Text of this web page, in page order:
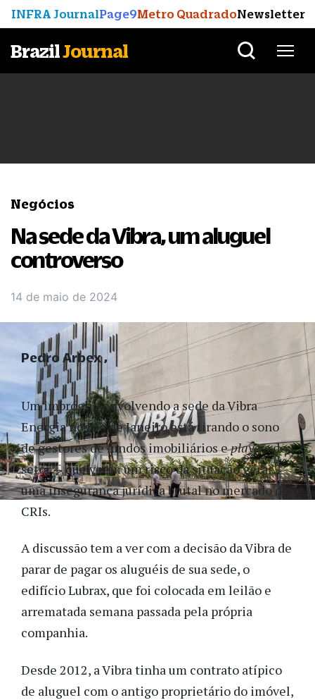
INFRA JournalPage9Metro QuadradoNewsletter
BrazilJournal
Negócios
Na sede da Vibra, um aluguel
controverso
14 de maio de 2024
Um imbróglio envolvendo a sede da Vibra
Energia no Rio de Janeiro está tirando o sono
de gestores de fundos imobiliários eplayersdo
setor — que veem um risco da situação gerar
uma insegurança jurídica brutal no mercado de
CRIs.
A discussão tem a ver com a decisão da Vibra de
parar de pagar os aluguéis de sua sede, o
edifício Lubrax, que foi colocada em leilão e
arrematada semana passada pela própria
companhia.
Desde 2012, a Vibra tinha um contrato atípico
de aluguel com o antigo proprietário do imóvel,
Pedro Arbex